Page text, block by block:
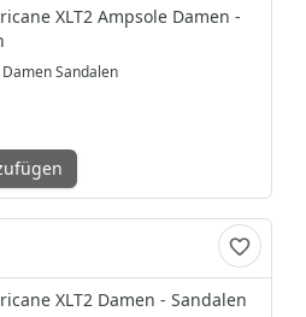
XLT2 Ampsole Damen -
Sandalen
XLT2 Damen - Sandalen